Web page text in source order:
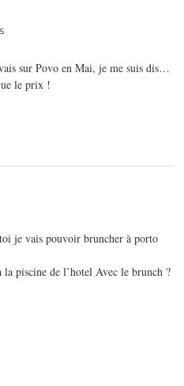
sur Povo en Mai, je me suis dis…
le prix !
je vais pouvoir bruncher à porto
la piscine de l’hotel Avec le brunch ?